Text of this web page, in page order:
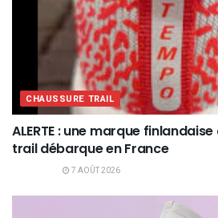
CHAUSSURE TRAIL
ALERTE : une marque
trail débarque en France
7 AOÛT 2026